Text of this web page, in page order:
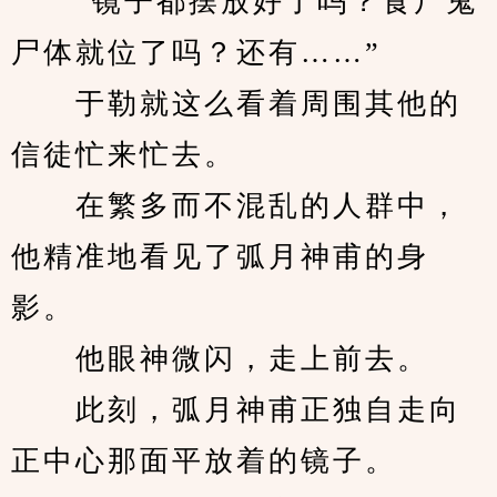
尸体就位了吗？还有……”
于勒就这么看着周围其他的
信徒忙来忙去。
在繁多而不混乱的人群中，
他精准地看见了弧月神甫的身
影。
他眼神微闪，走上前去。
此刻，弧月神甫正独自走向
正中心那面平放着的镜子。